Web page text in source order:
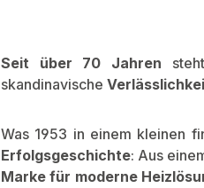
Seit über 70 Jahren
skandinavische
Was 1953 in einem kleinen
Erfolgsgeschichte: Aus
Marke für moderne